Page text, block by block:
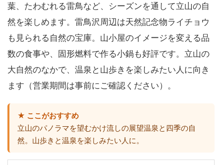
葉、たわむれる雷鳥など、シーズンを通して立山の自
然を楽しめます。雷鳥沢周辺は天然記念物ライチョウ
も見られる自然の宝庫。山小屋のイメージを変える品
数の食事や、固形燃料で作る小鍋も好評です。立山の
大自然のなかで、温泉と山歩きを楽しみたい人に向き
ます（営業期間は事前にご確認ください）。
★ ここがおすすめ
立山のパノラマを望むかけ流しの展望温泉と四季の自
然。山歩きと温泉を楽しみたい人に。